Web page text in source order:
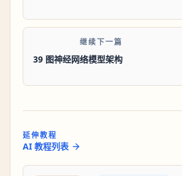
继续下一篇
39 图神经网络模型架构
延伸教程
AI 教程列表